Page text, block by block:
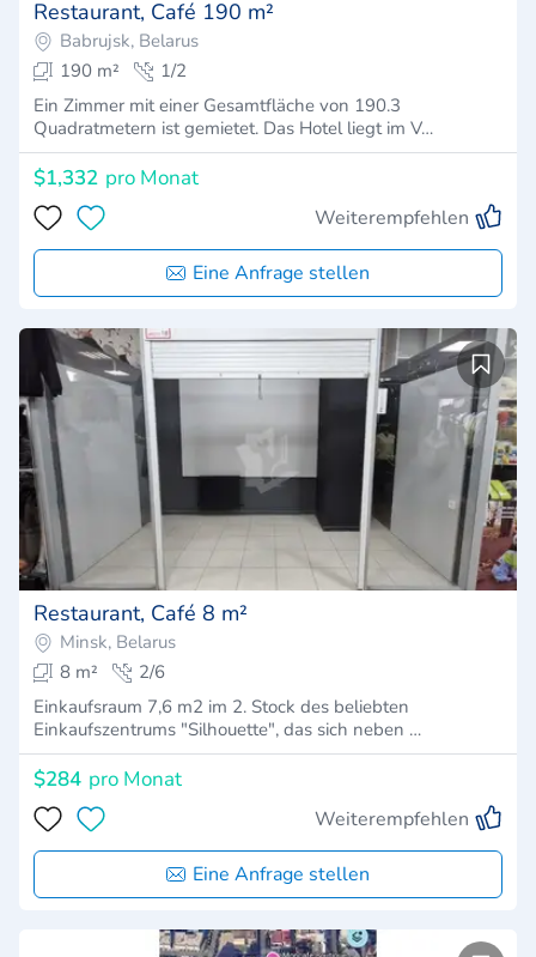
Restaurant, Café 190 m²
Babrujsk, Belarus
190 m²
1/2
Ein Zimmer mit einer Gesamtfläche von 190.3
Quadratmetern ist gemietet. Das Hotel liegt im V…
$1,332 pro Monat
Weiterempfehlen
Eine Anfrage stellen
Restaurant, Café 8 m²
Minsk, Belarus
8 m²
2/6
Einkaufsraum 7,6 m2 im 2. Stock des beliebten
Einkaufszentrums "Silhouette", das sich neben …
$284 pro Monat
Weiterempfehlen
Eine Anfrage stellen